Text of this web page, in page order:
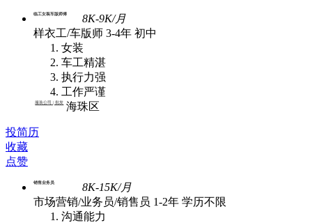
临工女装车版师傅
8K-9K/月
样衣工/车版师 3-4年 初中
女装
车工精湛
执行力强
工作严谨
服装公司 | 批发 海珠区
投简历
收藏
点赞
销售业务员
8K-15K/月
市场营销/业务员/销售员 1-2年 学历不限
沟通能力